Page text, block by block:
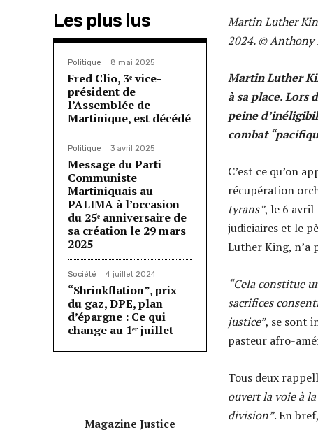
Les plus lus
Politique 8 mai 2025
Fred Clio, 3ᵉ vice-
président de
l’Assemblée de
Martinique, est décédé
Politique 3 avril 2025
Message du Parti
Communiste
Martiniquais au
PALIMA à l’occasion
du 25ᵉ anniversaire de
sa création le 29 mars
2025
Société 4 juillet 2024
“Shrinkflation”, prix
du gaz, DPE, plan
d’épargne : Ce qui
change au 1ᵉʳ juillet
Magazine Justice
Martin Luther
2024. © Anthony
Martin Luther
à sa place. Lors
peine
combat
C’est ce qu’on
récupération
tyrans”, le 6 avril
judiciaires et le
Luther King, n’a
“Cela constitue
sacrifices
justice”, se sont
pasteur afro-
Tous deux
ouvert la voie à
division”. En